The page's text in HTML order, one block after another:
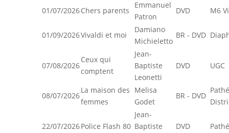
01/07/2026Chers parents
Emmanuel
Patron
DVD M6
01/09/2026Vivaldi et moi
Damiano
Michieletto
BR - DVD
07/08/2026
Ceux qui
comptent
Jean-
Baptiste
Leonetti
DVD UGC
08/07/2026
La maison des
femmes
Melisa
Godet
BR - DVD
Pathé
22/07/2026Police Flash 80
Jean-
Baptiste
DVD